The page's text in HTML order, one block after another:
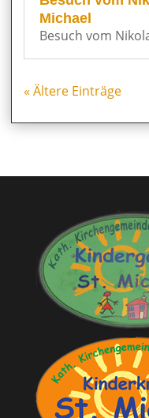
Michael
Besuch vom
« Ältere Einträge